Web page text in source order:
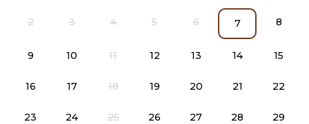
2 3 4 5 6 7 8
9 10 11 12 13 14 15
16 17 18 19 20 21 22
23 24 25 26 27 28 29